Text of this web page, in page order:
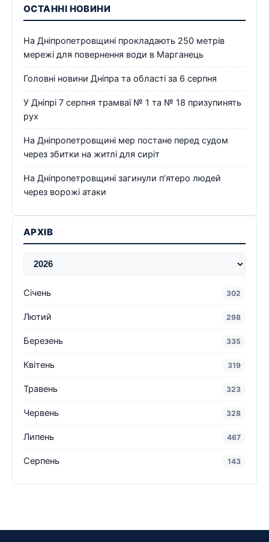
ОСТАННІ НОВИНИ
На Дніпропетровщині прокладають 250 метрів
мережі для повернення води в Марганець
Головні новини Дніпра та області за 6 серпня
У Дніпрі 7 серпня трамваї № 1 та № 18 призупинять
рух
На Дніпропетровщині мер постане перед судом
через збитки на житлі для сиріт
На Дніпропетровщині загинули п’ятеро людей
через ворожі атаки
АРХІВ
Січень 302
Лютий 298
Березень 335
Квітень 319
Травень 323
Червень 328
Липень 467
Серпень 143